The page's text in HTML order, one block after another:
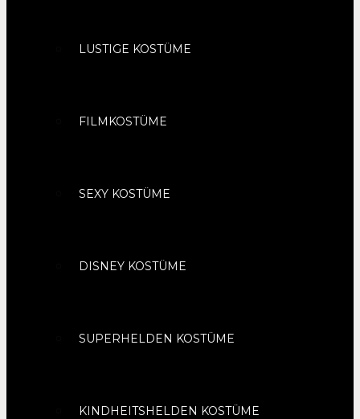
LUSTIGE KOSTÜME
FILMKOSTÜME
SEXY KOSTÜME
DISNEY KOSTÜME
SUPERHELDEN KOSTÜME
KINDHEITSHELDEN KOSTÜME